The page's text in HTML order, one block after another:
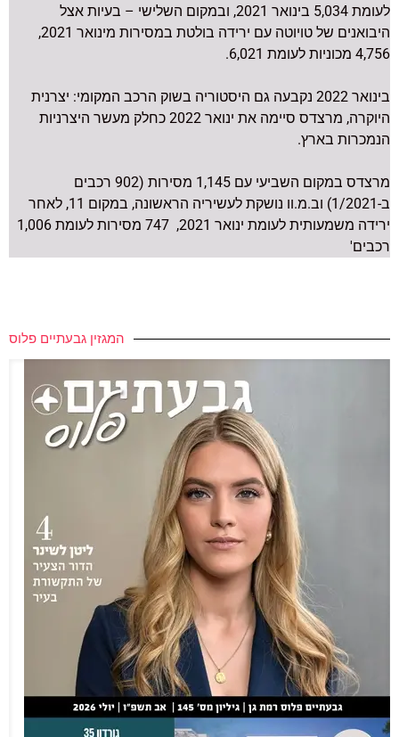
לעומת 5,034 בינואר 2021, ובמקום השלישי – בעיות אצל
היבואנים של טויוטה עם ירידה בולטת במסירות מינואר 2021,
4,756 מכוניות לעומת 6,021.
בינואר 2022 נקבעה גם היסטוריה בשוק הרכב המקומי: יצרנית
היוקרה, מרצדס סיימה את ינואר 2022 כחלק מעשר היצרניות
הנמכרות בארץ.
מרצדס במקום השביעי עם 1,145 מסירות (902 רכבים
ב-1/2021) וב.מ.וו נושקת לעשיריה הראשונה, במקום 11, לאחר
ירידה משמעותית לעומת ינואר 2021, 747 מסירות לעומת 1,006
רכבים'
המגזין גבעתיים פלוס